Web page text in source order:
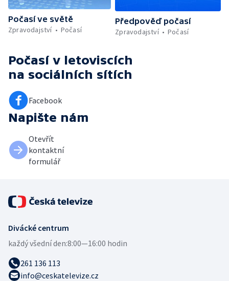
Počasí ve světě
Zpravodajství
Počasí
Předpověď počasí
Zpravodajství
Počasí
Počasí v letoviscích
na sociálních sítích
Facebook
Napište nám
Otevřít
kontaktní
formulář
Divácké centrum
každý všední den:8:00—16:00 hodin
261 136 113
info@ceskatelevize.cz